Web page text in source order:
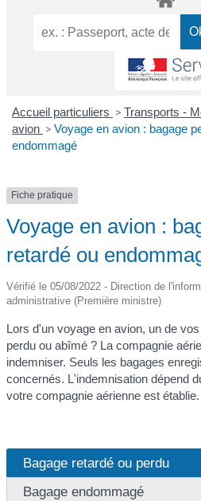
Accueil particuliers > Transports -
avion > Voyage en avion : bagage
endommagé
Fiche pratique
Voyage en avion :
retardé ou
Vérifié le 05/08/2022 - Direction de
administrative (Première ministre)
Lors d'un voyage en avion, un de
perdu ou abîmé ? La compagnie
indemniser. Seuls les bagages
concernés. L'indemnisation dépend
votre compagnie aérienne est établie.
Bagage retardé ou perdu
Bagage endommagé